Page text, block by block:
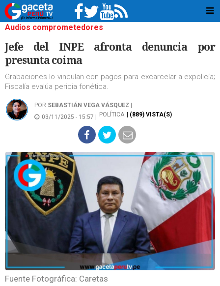
Audios comprometedores
Jefe del INPE afronta denuncia por
presunta coima
Grabaciones lo vinculan con pagos para excarcelar a expolicía;
Fiscalía evalúa pericia fonética.
POR SEBASTIÁN VEGA VÁSQUEZ
03/11/2025 - 15:57 |
POLÍTICA | (889) VISTA(S)
Fuente Fotográfica: Caretas